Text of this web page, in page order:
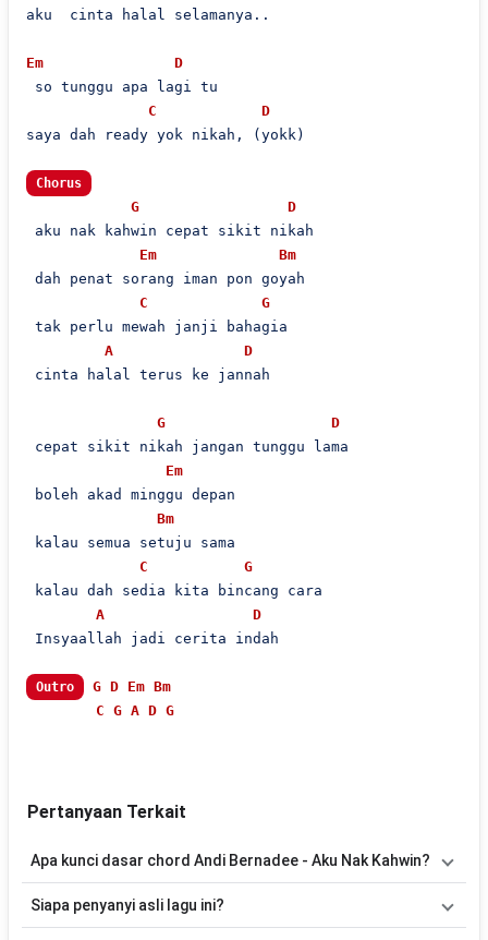
aku  cinta halal selamanya..
Em
D
so tunggu apa lagi tu
C
D
saya dah ready yok nikah, (yokk)
Chorus
G
D
aku nak kahwin cepat sikit nikah
Em
Bm
dah penat sorang iman pon goyah
C
G
tak perlu mewah janji bahagia
A
D
cinta halal terus ke jannah
G
D
cepat sikit nikah jangan tunggu lama
Em
boleh akad minggu depan
Bm
kalau semua setuju sama
C
G
kalau dah sedia kita bincang cara
A
D
Insyaallah jadi cerita indah
Outro G D Em Bm
C G A D G
Pertanyaan Terkait
Apa kunci dasar chord Andi Bernadee - Aku Nak Kahwin?
Bm, C, A. Versi chord ini telah disederhanakan sehingga lebih
Siapa penyanyi asli lagu ini?